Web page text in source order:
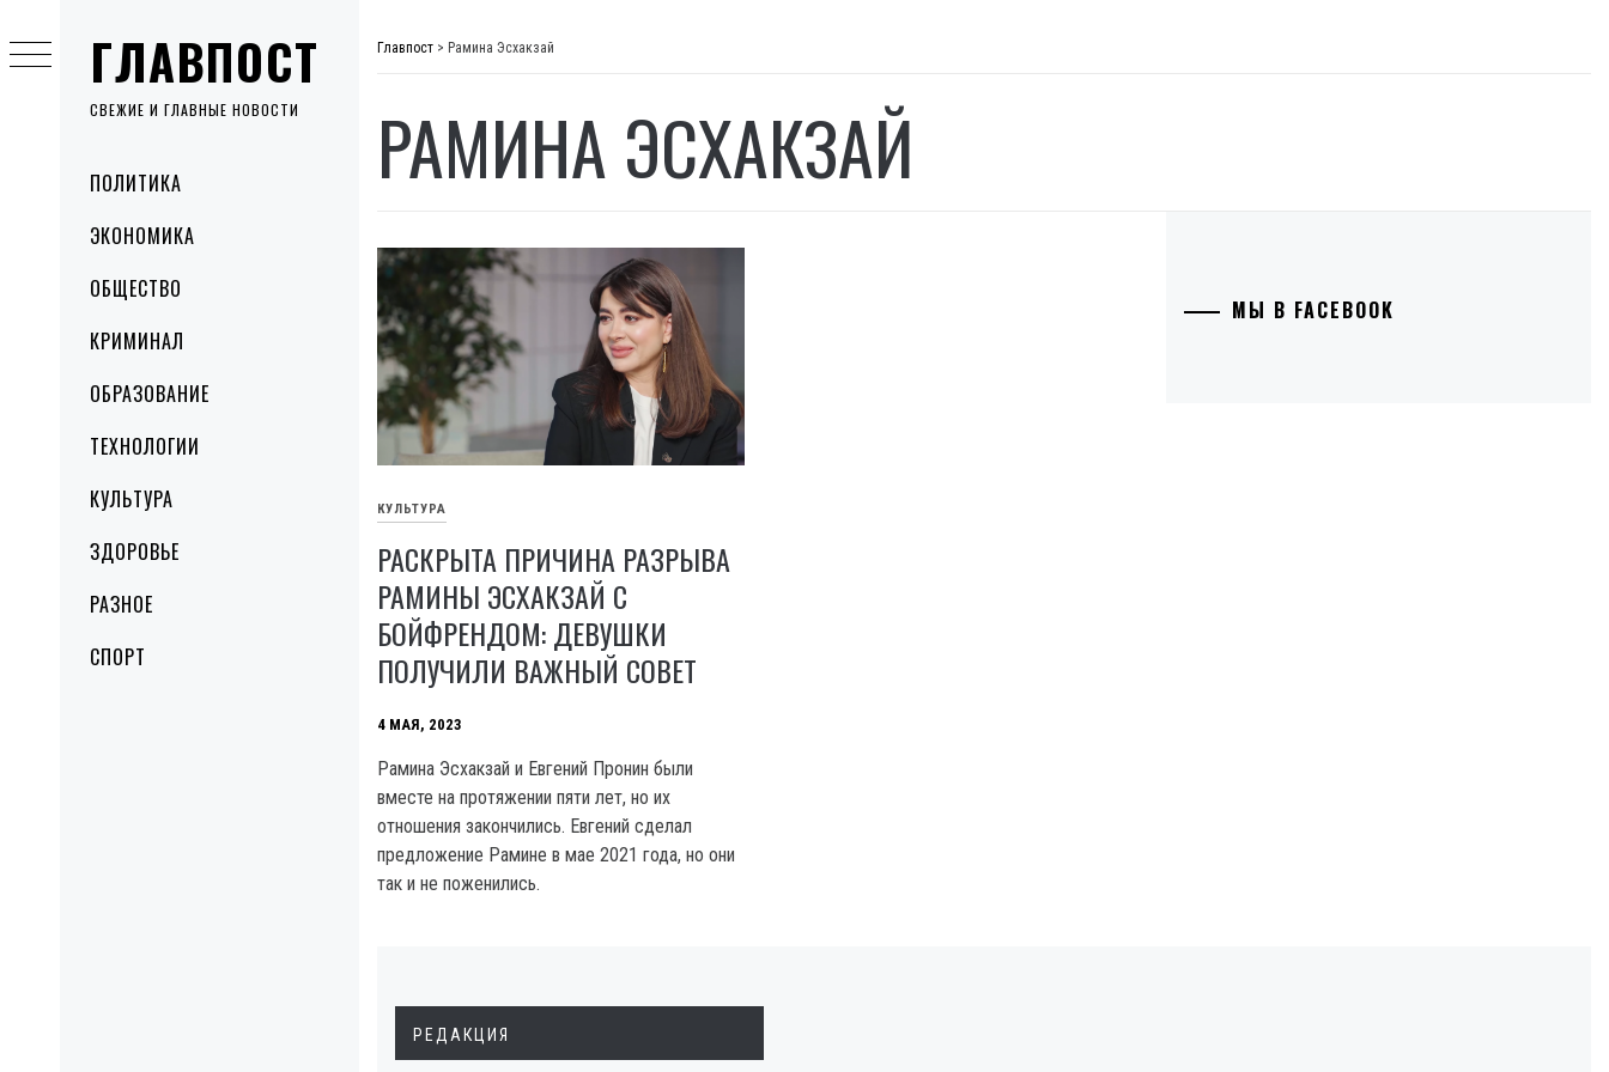
ГЛАВПОСТ
СВЕЖИЕ И ГЛАВНЫЕ НОВОСТИ
MenuПОЛИТИКА
ЭКОНОМИКА
ОБЩЕСТВО
КРИМИНАЛ
ОБРАЗОВАНИЕ
ТЕХНОЛОГИИ
КУЛЬТУРА
ЗДОРОВЬЕ
РАЗНОЕ
СПОРТ
to
content
Главпост > Рамина Эсхакзай
РАМИНА ЭСХАКЗАЙ
КУЛЬТУРА
РАСКРЫТА ПРИЧИНА РАЗРЫВА
РАМИНЫ ЭСХАКЗАЙ С
БОЙФРЕНДОМ: ДЕВУШКИ
ПОЛУЧИЛИ ВАЖНЫЙ СОВЕТ
4 МАЯ, 2023
Рамина Эсхакзай и Евгений Пронин были
вместе на протяжении пяти лет, но их
отношения закончились. Евгений сделал
предложение Рамине в мае 2021 года, но они
так и не поженились.
МЫ В FACEBOOK
РЕДАКЦИЯ